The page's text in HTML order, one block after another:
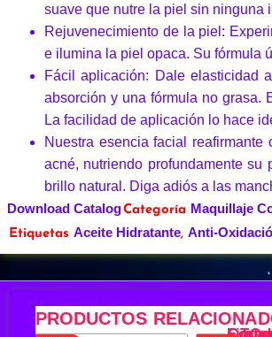
suave que nutre la piel sin ninguna
Rejuvenecimiento de la piel:
e ilumina la piel opaca. Su fórmula
Fácil aplicación: Dale elasticidad
absorción y una fórmula no grasa.
La facilidad de aplicación lo hace
Nuestra esencia facial
acné, nutriendo profundamente
brillo natural. Diga adiós a las
Download CatalogCategoría Maquillaje
Etiquetas Aceite Hidratante, Anti-
PRODUCTOS